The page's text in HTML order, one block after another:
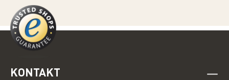
KONTAKT